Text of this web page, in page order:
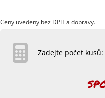
Ceny uvedeny bez DPH a dopravy.
Zadejte počet kusů: